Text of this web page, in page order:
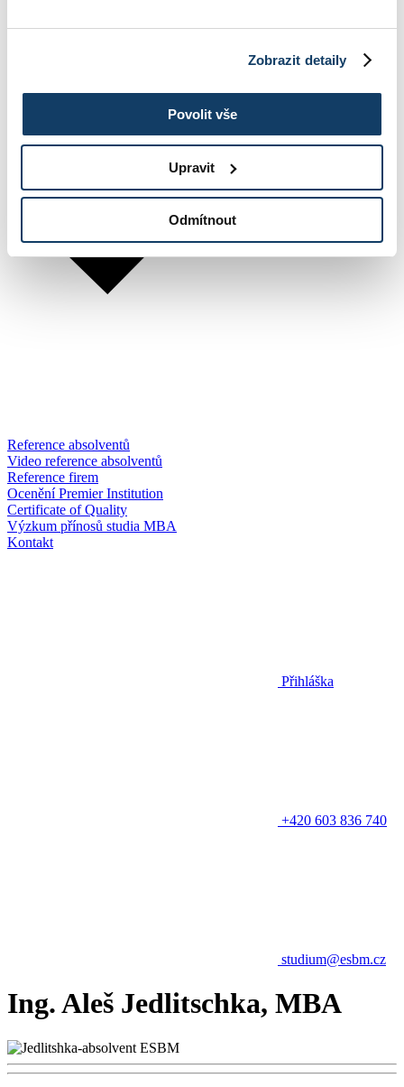
Zobrazit detaily
Povolit vše
Upravit
Odmítnout
Reference absolventů
Video reference absolventů
Reference firem
Ocenění Premier Institution
Certificate of Quality
Výzkum přínosů studia MBA
Kontakt
Přihláška
+420 603 836 740
studium@esbm.cz
Ing. Aleš Jedlitschka, MBA